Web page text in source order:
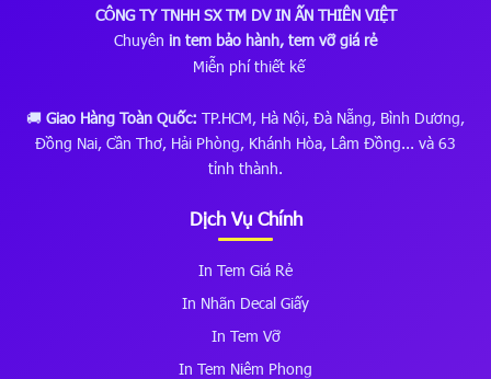
CÔNG TY TNHH SX TM DV IN ẤN THIÊN VIỆT
Chuyên in tem bảo hành, tem vỡ giá rẻ
Miễn phí thiết kế
🚚 Giao Hàng Toàn Quốc: TP.HCM, Hà Nội, Đà Nẵng, Bình Dương,
Đồng Nai, Cần Thơ, Hải Phòng, Khánh Hòa, Lâm Đồng... và 63
tỉnh thành.
Dịch Vụ Chính
In Tem Giá Rẻ
In Nhãn Decal Giấy
In Tem Vỡ
In Tem Niêm Phong